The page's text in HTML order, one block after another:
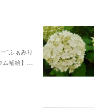
“ふぁみり
補給】…